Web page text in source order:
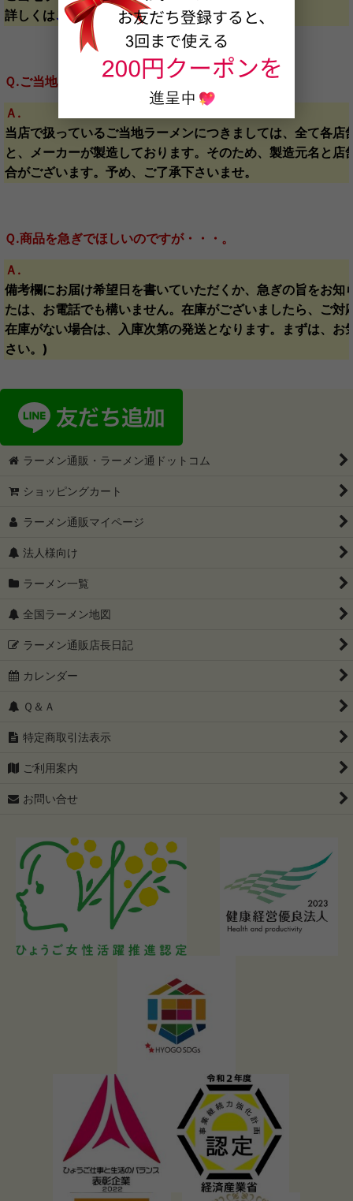
詳しくはこちら
Ｑ.ご当地ラーメンはどこで製造されていますか？
Ａ.
当店で扱っているご当地ラーメンにつきましては、全て各店
と、メーカーが製造しております。そのため、製造元名と店
合がございます。予め、ご了承下さいませ。
Ｑ.商品を急ぎでほしいのですが・・・。
Ａ.
備考欄にお届け希望日を書いていただくか、急ぎの旨をお知
たは、お電話でも構いません。在庫がございましたら、ご
在庫がない場合は、入庫次第の発送となります。まずは、お
さい。)
ラーメン通販・ラーメン通ドットコム
ショッピングカート
ラーメン通販マイページ
法人様向け
ラーメン一覧
全国ラーメン地図
ラーメン通販店長日記
カレンダー
Ｑ＆Ａ
特定商取引法表示
ご利用案内
お問い合せ